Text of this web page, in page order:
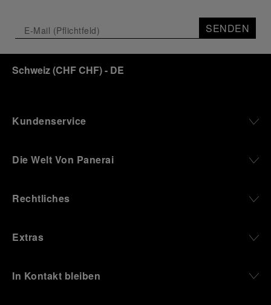
SENDEN
Schweiz(CHF CHF)- DE
Kundenservice
Die Welt Von Panerai
Rechtliches
Extras
In Kontakt bleiben